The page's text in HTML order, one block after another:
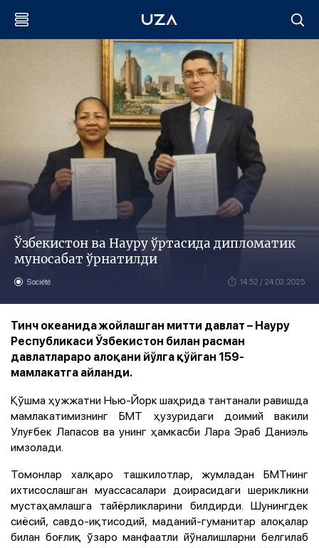
Ўзбекистон ва Науру ўртасида дипломатик
муносабат ўрнатилди
Société 14:52 / 24.03.2025
Тинч океанида жойлашган митти давлат – Науру
Республикаси Ўзбекистон билан расман
давлатлараро алоқани йўлга қўйган 159-
мамлакатга айланди.
Қўшма ҳужжатни Нью-Йорк шаҳрида тантанали равишда
мамлакатимизнинг БМТ ҳузуридаги доимий вакили
Улуғбек Лапасов ва унинг ҳамкасби Лара Эраб Даниэль
имзолади.
Томонлар халқаро ташкилотлар, жумладан БМТнинг
ихтисослашган муассасалари доирасидаги шерикликни
мустаҳамлашга тайёрликларини билдирди. Шунингдек
сиёсий, савдо-иқтисодий, маданий-гуманитар алоқалар
билан боғлиқ ўзаро манфаатли йўналишларни белгилаб